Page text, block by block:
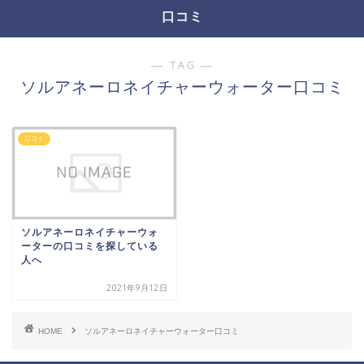
口コミ
― TAG ―
ソルアネーロネイチャーウォーター口コミ
口コミ
ソルアネーロネイチャーウォ
ーターの口コミを探している
人へ
2021年9月12日
HOME ソルアネーロネイチャーウォーター口コミ